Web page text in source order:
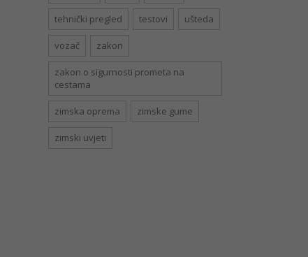
tehnički pregled testovi ušteda
vozač zakon
zakon o sigurnosti prometa na
cestama
zimska oprema zimske gume
zimski uvjeti